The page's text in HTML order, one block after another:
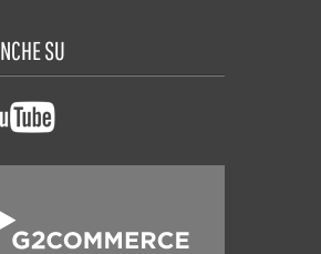
SU